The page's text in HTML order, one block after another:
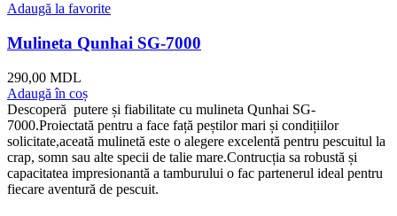
Adaugă la favorite
Mulineta Qunhai SG-7000
290,00 MDL
Adaugă în coș
Descoperă putere și fiabilitate cu mulineta Qunhai SG-
7000.Proiectată pentru a face față peștilor mari și condițiilor
solicitate,aceată mulinetă este o alegere excelentă pentru pescuitul la
crap, somn sau alte specii de talie mare.Contrucția sa robustă și
capacitatea impresionantă a tamburului o fac partenerul ideal pentru
fiecare aventură de pescuit.